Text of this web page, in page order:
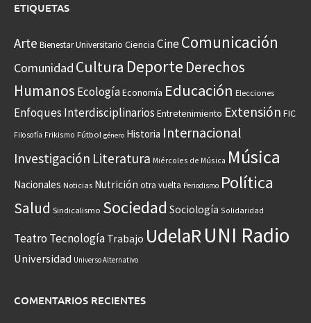
ETIQUETAS
Arte Bienestar Universitario Ciencia CineComunicación
Comunidad Cultura Deporte Derechos
Humanos EcologíaEconomía Educación Elecciones
Enfoques Interdisciplinarios Entretenimiento Extensión FIC
Filosofía Frikismo Fútbol género Historia Internacional
Investigación Literatura Miércoles de Música Música
Nacionales Noticias Nutrición otra vuelta Periodismo Política
Salud Sindicalismo Sociedad Sociología Solidaridad
Teatro Tecnología Trabajo UdelaRUNI Radio
Universidad Universo Alternativo
COMENTARIOS RECIENTES